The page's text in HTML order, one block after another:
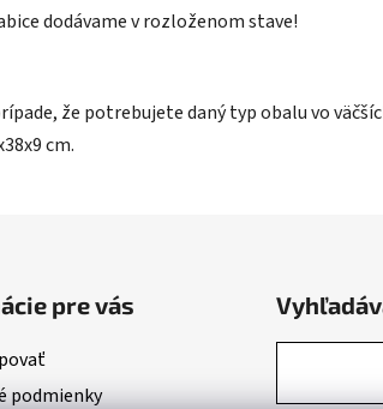
dodávame v rozloženom stave!
že potrebujete daný typ obalu vo
cm.
pre vás
podmienky